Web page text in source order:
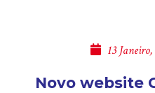
13
Novo website